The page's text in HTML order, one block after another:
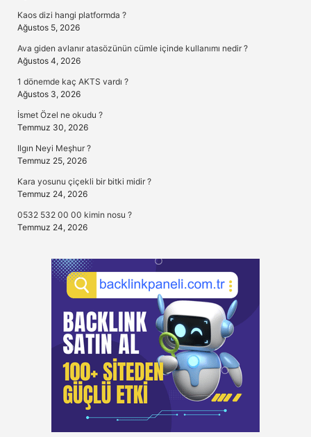
Kaos dizi hangi platformda ?
Ağustos 5, 2026
Ava giden avlanır atasözünün cümle içinde kullanımı nedir ?
Ağustos 4, 2026
1 dönemde kaç AKTS vardı ?
Ağustos 3, 2026
İsmet Özel ne okudu ?
Temmuz 30, 2026
Ilgın Neyi Meşhur ?
Temmuz 25, 2026
Kara yosunu çiçekli bir bitki midir ?
Temmuz 24, 2026
0532 532 00 00 kimin nosu ?
Temmuz 24, 2026